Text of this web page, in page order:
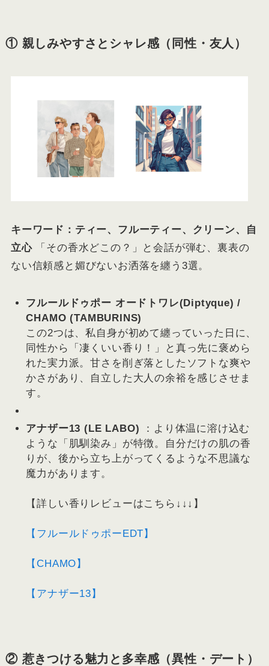
① 親しみやすさとシャレ感（同性・友人）
キーワード：ティー、フルーティー、クリーン、自
立心「その香水どこの？」と会話が弾む、裏表の
ない信頼感と媚びないお洒落を纏う3選。
フルールドゥポー オードトワレ(Diptyque) /
CHAMO (TAMBURINS)
この2つは、私自身が初めて纏っていった日に、
同性から「凄くいい香り！」と真っ先に褒めら
れた実力派。甘さを削ぎ落としたソフトな爽や
かさがあり、自立した大人の余裕を感じさせま
す。
アナザー13 (LE LABO) ：より体温に溶け込む
ような「肌馴染み」が特徴。自分だけの肌の香
りが、後から立ち上がってくるような不思議な
魔力があります。
【詳しい香りレビューはこちら↓↓↓】
【フルールドゥポーEDT】
【CHAMO】
【アナザー13】
② 惹きつける魅力と多幸感（異性・デート）